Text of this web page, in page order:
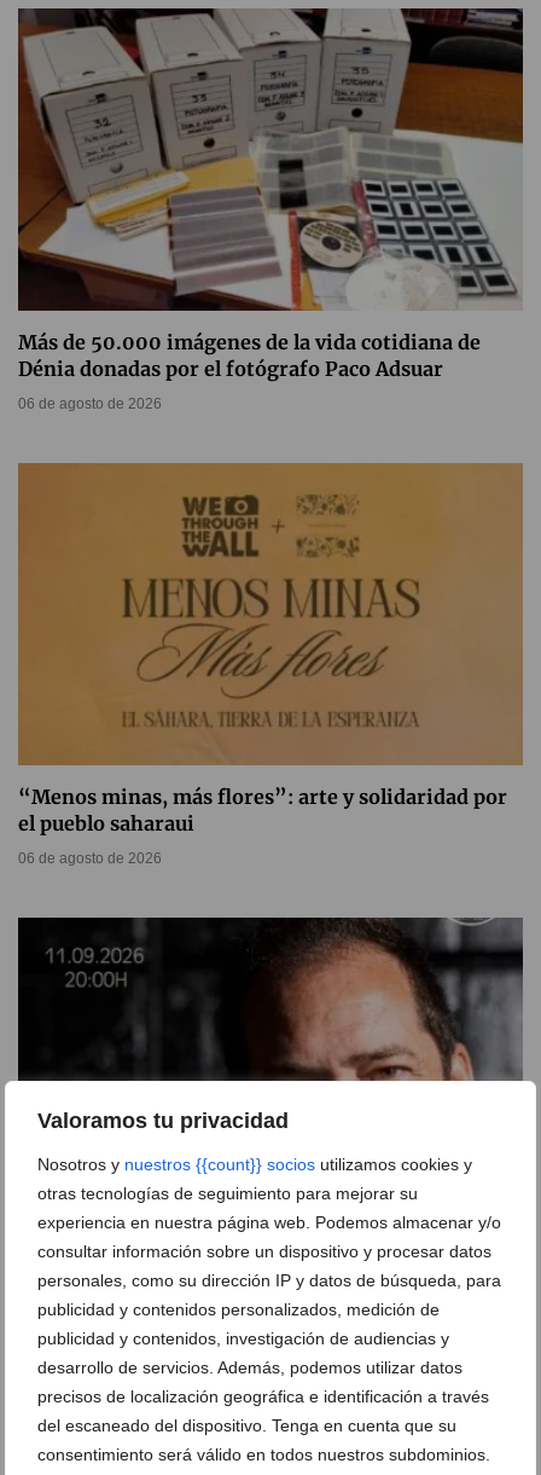
Valoramos tu privacidad
Nosotros y nuestros {{count}} socios utilizamos cookies y
otras tecnologías de seguimiento para mejorar su
experiencia en nuestra página web. Podemos almacenar y/o
consultar información sobre un dispositivo y procesar datos
personales, como su dirección IP y datos de búsqueda, para
publicidad y contenidos personalizados, medición de
publicidad y contenidos, investigación de audiencias y
desarrollo de servicios. Además, podemos utilizar datos
precisos de localización geográfica e identificación a través
del escaneado del dispositivo. Tenga en cuenta que su
consentimiento será válido en todos nuestros subdominios.
Más de 50.000 imágenes de la vida cotidiana de
Dénia donadas por el fotógrafo Paco Adsuar
06 de agosto de 2026
“Menos minas, más flores”: arte y solidaridad por
el pueblo saharaui
06 de agosto de 2026
El Langui aterriza en Dénia con un monólogo de
humor y superación personal
05 de agosto de 2026